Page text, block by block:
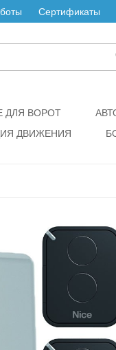
Сертификаты
ДЛЯ ВОРОТ
ДВИЖЕНИЯ